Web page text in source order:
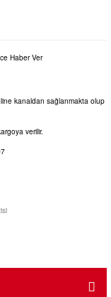
Haber Ver
kanaldan sağlanmakta olup
verilir.